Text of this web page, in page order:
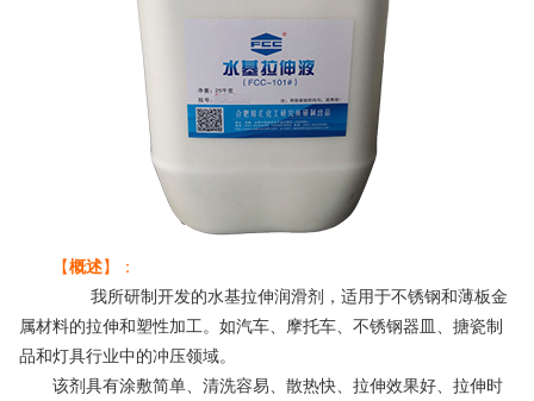
【概述】：
我所研制开发的水基拉伸润滑剂，适用于不锈钢和薄板金
属材料的拉伸和塑性加工。如汽车、摩托车、不锈钢器皿、搪瓷制
品和灯具行业中的冲压领域。
该剂具有涂敷简单、清洗容易、散热快、拉伸效果好、拉伸时